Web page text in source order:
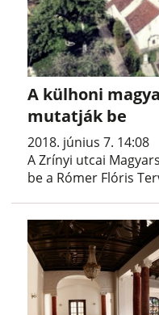
A külhoni
mutatják be
2018. június 7. 14:08
A Zrínyi utcai
be a Rómer Flóris